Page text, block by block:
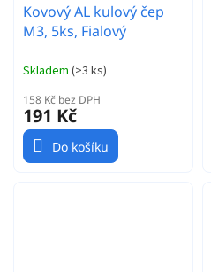
Kovový AL kulový čep
M3, 5ks, Fialový
Skladem (>3 ks)
158 Kč bez DPH
191 Kč
Do košíku